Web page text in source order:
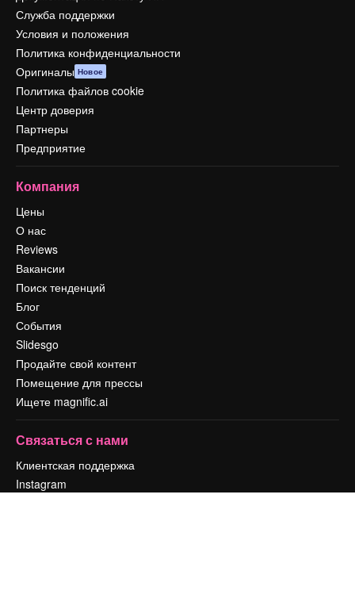
Служба поддержки
Условия и положения
Политика конфиденциальности
Оригиналы Новое
Политика файлов cookie
Центр доверия
Партнеры
Предприятие
Компания
Цены
О нас
Reviews
Вакансии
Поиск тенденций
Блог
События
Slidesgo
Продайте свой контент
Помещение для прессы
Ищете magnific.ai
Связаться с нами
Клиентская поддержка
Instagram